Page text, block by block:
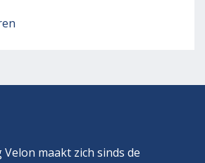
maakt zich sinds de